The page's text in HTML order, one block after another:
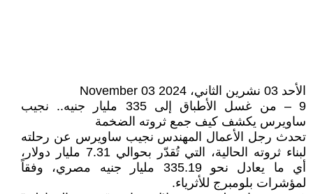
الأحد 03 نشرين الثاني، 2024 03 November
9 – من غسل الأطباق إلى 335 مليار جنيه.. نجيب
ساويرس يكشف كيف جمع ثروته الضخمة
تحدث رجل الأعمال المهندس نجيب ساويرس عن رحلته
لبناء ثروته الحالية، التي تُقدّر بحوالي 7.31 مليار دولار،
أي ما يعادل نحو 335.19 مليار جنيه مصري، وفقاً
لمؤشرات بلومبرج للأثرياء.